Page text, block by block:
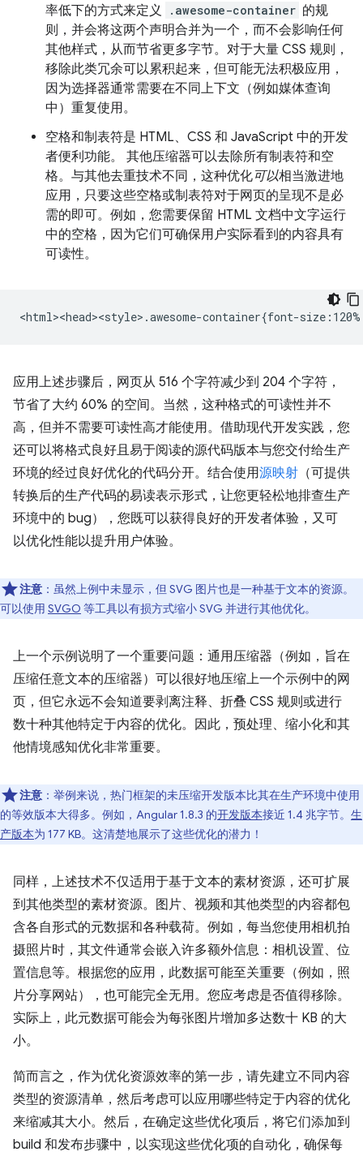
率低下的方式来定义
.awesome-container 的规
则，并会将这两个声明合并为一个，而不会影响任何
其他样式，从而节省更多字节。对于大量 CSS 规则，
移除此类冗余可以累积起来，但可能无法积极应用，
因为选择器通常需要在不同上下文（例如媒体查询
中）重复使用。
空格和制表符是 HTML、CSS 和 JavaScript 中的开发
者便利功能。 其他压缩器可以去除所有制表符和空
格。与其他去重技术不同，这种优化可以相当激进地
应用，只要这些空格或制表符对于网页的呈现不是必
需的即可。例如，您需要保留 HTML 文档中文字运行
中的空格，因为它们可确保用户实际看到的内容具有
可读性。
应用上述步骤后，网页从 516 个字符减少到 204 个字符，
节省了大约 60% 的空间。当然，这种格式的可读性并不
高，但并不需要可读性高才能使用。借助现代开发实践，您
还可以将格式良好且易于阅读的源代码版本与您交付给生产
环境的经过良好优化的代码分开。结合使用源映射 （可提供
转换后的生产代码的易读表示形式，让您更轻松地排查生产
环境中的 bug），您既可以获得良好的开发者体验，又可
以优化性能以提升用户体验。
注意 ：虽然上例中未显示，但 SVG 图片也是一种基于文本的资源。
可以使用 SVGO 等工具以有损方式缩小 SVG 并进行其他优化。
上一个示例说明了一个重要问题：通用压缩器（例如，旨在
压缩任意文本的压缩器）可以很好地压缩上一个示例中的网
页，但它永远不会知道要剥离注释、折叠 CSS 规则或进行
数十种其他特定于内容的优化。因此，预处理、缩小化和其
他情境感知优化非常重要。
注意 ：举例来说，热门框架的未压缩开发版本比其在生产环境中使用
的等效版本大得多。例如，Angular 1.8.3 的开发版本接近 1.4 兆字节。 生
产版本为 177 KB。这清楚地展示了这些优化的潜力！
同样，上述技术不仅适用于基于文本的素材资源，还可扩展
到其他类型的素材资源。图片、视频和其他类型的内容都包
含各自形式的元数据和各种载荷。例如，每当您使用相机拍
摄照片时，其文件通常会嵌入许多额外信息：相机设置、位
置信息等。根据您的应用，此数据可能至关重要（例如，照
片分享网站），也可能完全无用。您应考虑是否值得移除。
实际上，此元数据可能会为每张图片增加多达数十 KB 的大
小。
简而言之，作为优化资源效率的第一步，请先建立不同内容
类型的资源清单，然后考虑可以应用哪些特定于内容的优化
来缩减其大小。然后，在确定这些优化项后，将它们添加到
build 和发布步骤中，以实现这些优化项的自动化，确保每